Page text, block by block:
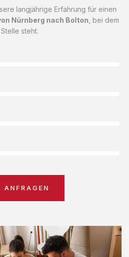
langjährige Erfahrung für einen
Nürnberg nach Bolton , bei dem
steht.
ANFRAGEN